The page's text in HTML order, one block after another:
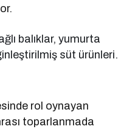
balıklar, yumurta
süt ürünleri.
rol oynayan
toparlanmada